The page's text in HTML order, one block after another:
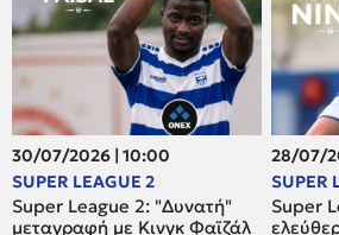
30/07/2026 | 10:00
SUPER LEAGUE 2
Super League 2: "Δυνατή"
μεταγραφή με Κινγκ Φαϊζάλ
28/07/
SUPER
Super